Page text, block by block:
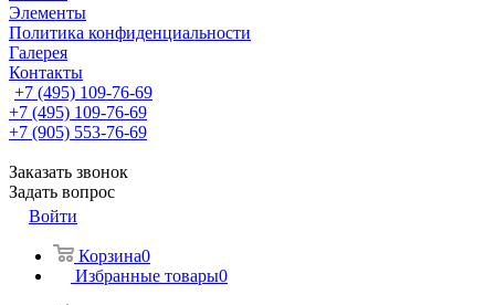
Элементы
Политика конфиденциальности
Галерея
Контакты
+7 (495) 109-76-69
+7 (495) 109-76-69
+7 (905) 553-76-69
Заказать звонок
Задать вопрос
Войти
Корзина0
Избранные товары0